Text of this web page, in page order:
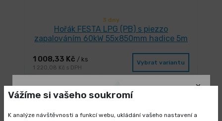
3 dny
Hořák FESTA LPG (PB) s piezzo
zapalováním 60kW 55x850mm hadice 5m
1 008,33 Kč / ks
1 220,08 Kč s DPH
Vybrat variantu
Vážíme si vašeho soukromí
K analýze návštěvnosti a funkcí webu, ukládání vašeho nastavení a